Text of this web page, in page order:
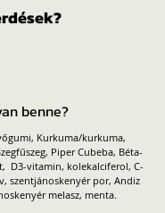
benne?
Kurkuma/kurkuma,
Piper Cubeba, Béta-
D3-vitamin, kolekalciferol, C-
szentjánoskenyér por, Andiz
melasz, menta.